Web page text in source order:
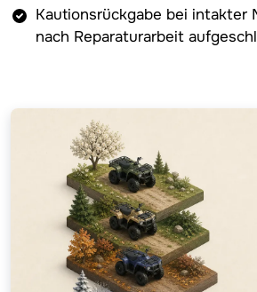
Kautionsrückgabe bei intakter
nach Reparaturarbeit